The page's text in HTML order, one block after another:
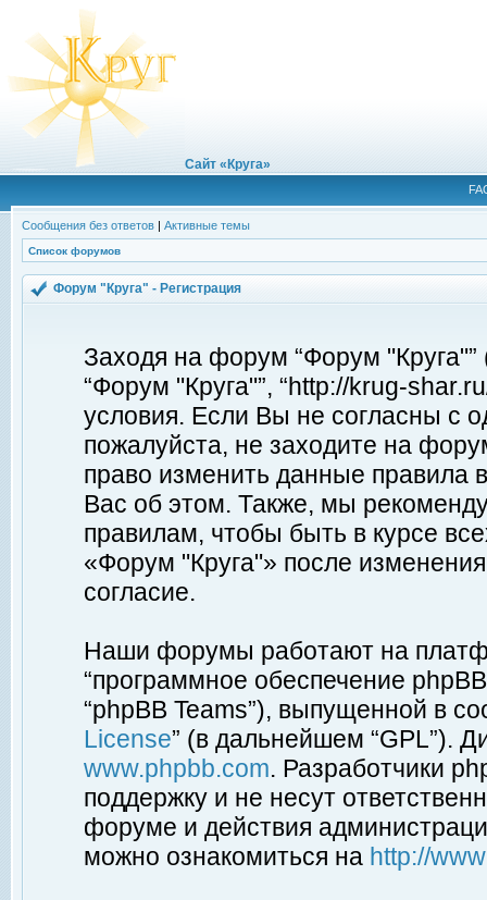
Сайт «Круга»
Сообщения без ответов | Активные темы
Список форумов
Форум "Круга" - Регистрация
Заходя на форум “Форум
“Форум "Круга"”, “http://krug-
условия. Если Вы не согласны с
пожалуйста, не заходите на
право изменить данные правила
Вас об этом. Также, мы
правилам, чтобы быть в курсе
«Форум "Круга"» после
согласие.
Наши форумы работают на
“программное обеспечение
“phpBB Teams”), выпущенной в
License” (в дальнейшем “GPL”).
www.phpbb.com. Разработчики
поддержку и не несут
форуме и действия
можно ознакомиться на http://